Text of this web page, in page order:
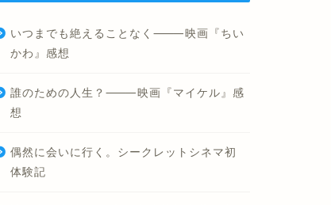
いつまでも絶えることなく⸻映画『ちい
かわ』感想
誰のための人生？⸻映画『マイケル』感
想
偶然に会いに行く。シークレットシネマ初
体験記